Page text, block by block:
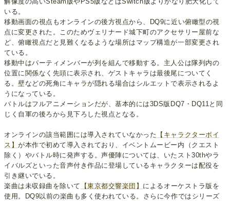
いる。
移動画面の視点もオンラインの後方視点から、DQ9に近い俯瞰型の視
点に変更された。このためヴェリナード城下町のアクセサリー屋前な
ど、俯瞰視点だと見難くなるような場所はマップ構造が一部変更され
ている。
移動中はパーティメンバーが列を組んで移動する。主人公は隊列内の
位置に関係なく先頭に表示され、ゲストキャラは最後尾についてく
る。壁などの死角にキャラが隠れる場合はシルエットで表示されるよ
うになっている。
バトルはフルアニメーションだが、基本的には3DS版DQ7・DQ11と同
じく自軍の後ろから見下ろした視点となる。
オンラインの該当範囲には導入されていなかった 【キャラクターボイ
ス】が本作で初めて導入されており、イベントムービー内（クエスト
除く）やバトル時に発声する。声優陣については、いたスト30thやラ
イバルズといった音声付き作品に登場しているキャラクターは配役を
引き継いでいる。
楽曲は未収録曲を除いて
【東京都交響楽団】 によるオーケストラ版を
使用。DQ9以前の楽曲も多く使われている。さらに今作ではシリーズ